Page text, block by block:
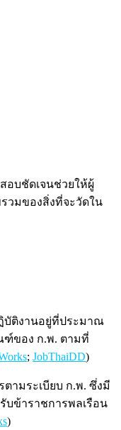
อบชัดเจนช่วยให้ผู้
วมของสิ่งที่จะวัดใน
บัติงานอยู่ที่ประมาณ
ฑ์ของ ก.พ. ตามที่
; JobThaiDD)
ตามระเบียบ ก.พ. ซึ่งมี
ข้าราชการพลเรือน
)